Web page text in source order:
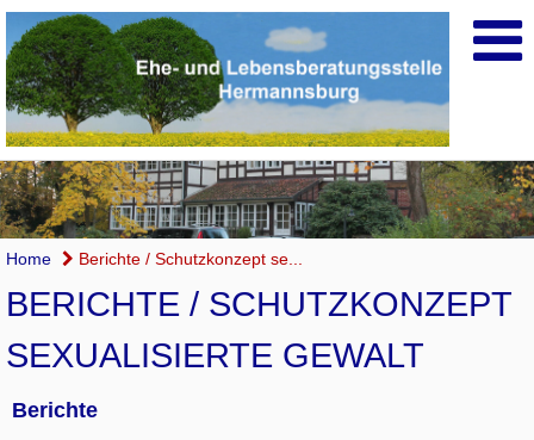
Home Berichte / Schutzkonzept se...
BERICHTE / SCHUTZKONZEPT
SEXUALISIERTE GEWALT
Berichte